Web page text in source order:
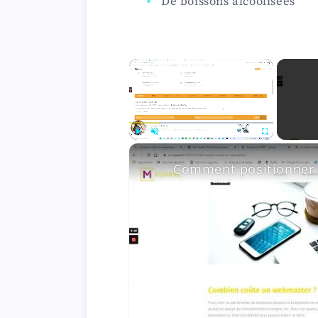
×
Play Unmute Fullscreen